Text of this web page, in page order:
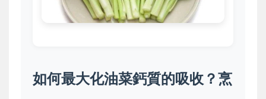
如何最大化油菜鈣質的吸收？烹